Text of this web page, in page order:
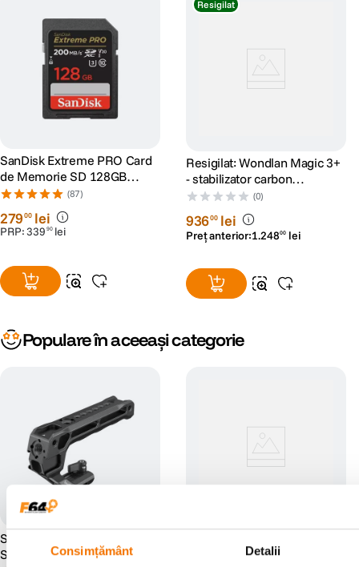
Consimțământ Detalii
SanDisk Extreme PRO Card
de Memorie SD 128GB
SDXC UHS-I Class 10 U3 V30
+ 2 Ani RescuePRO Deluxe
(87)
27900 lei
PRP:339 90 lei
Resigilat
Resigilat: Wondlan Magic 3+
- stabilizator carbon
multifunctional -
RS125020478-1
(0)
93600 lei
Preț anterior:1.24800 lei
Populare în aceeași categorie
SmallRig 3766 Maner
Superior NATO
cu Cold Shoe